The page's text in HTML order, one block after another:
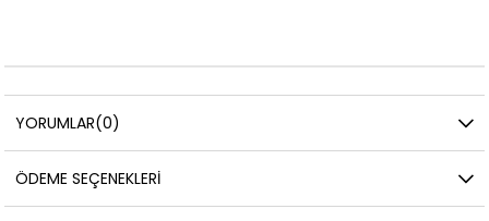
YORUMLAR(0)
ÖDEME SEÇENEKLERI